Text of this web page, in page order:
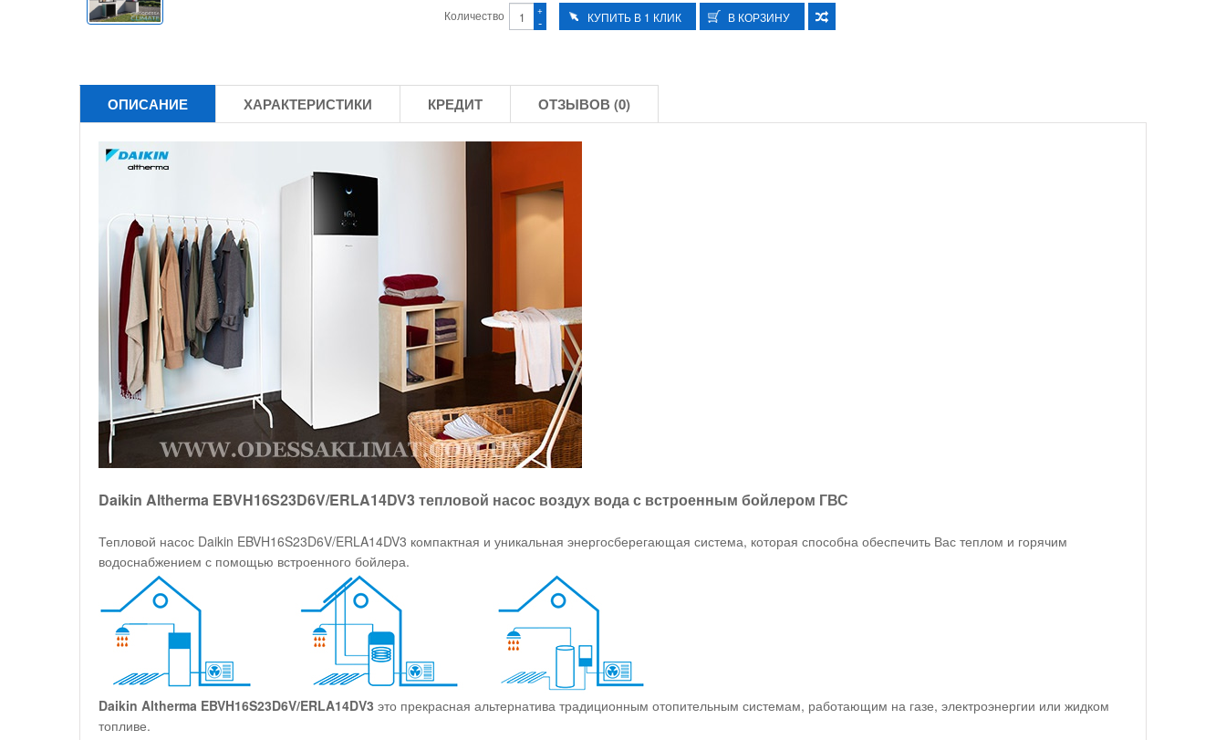
Количество -
+
ОПИСАНИЕ ХАРАКТЕРИСТИКИ КРЕДИТ ОТЗЫВОВ (0)
Daikin Altherma EBVH16S23D6V/ERLA14DV3 тепловой насос воздух вода с встроенным бойлером ГВС
Тепловой насос Daikin EBVH16S23D6V/ERLA14DV3 компактная и уникальная энергосберегающая система, которая способна обеспечить Вас теплом и горячим
водоснабжением с помощью встроенного бойлера.
Daikin Altherma EBVH16S23D6V/ERLA14DV3 это прекрасная альтернатива традиционным отопительным системам, работающим на газе, электроэнергии или жидком
топливе.